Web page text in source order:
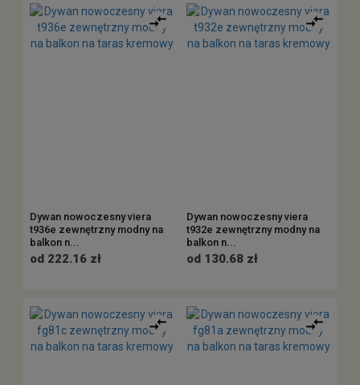
Dywan nowoczesny viera
t936e zewnętrzny modny na
balkon n...
od 222.16 zł
Dywan nowoczesny viera
t932e zewnętrzny modny na
balkon n...
od 130.68 zł